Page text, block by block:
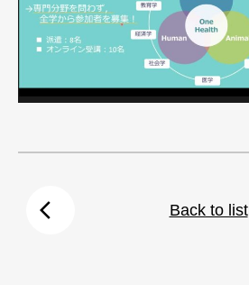
arrow_back_ios Back to list